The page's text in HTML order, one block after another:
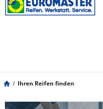
Ihren Reifen finden